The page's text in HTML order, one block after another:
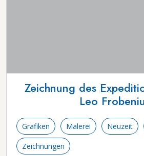
Zeichnung des
Leo
Grafiken Malerei Neuzeit
Zeichnungen